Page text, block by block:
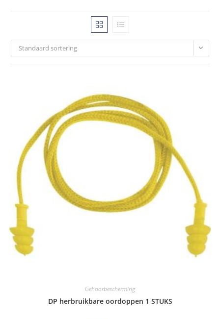
Standaard sortering
Gehoorbescherming
DP herbruikbare oordoppen 1 STUKS